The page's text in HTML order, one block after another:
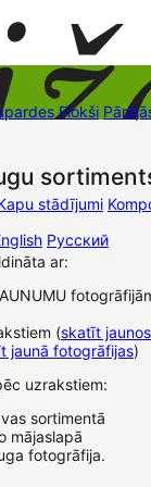
Русский
Flokši
stādījumi
komplekti
ar:
(skatīt
jaunā fotogrāfijas)
uzrakstiem:
sortimentā
mājaslapā
fotogrāfija.